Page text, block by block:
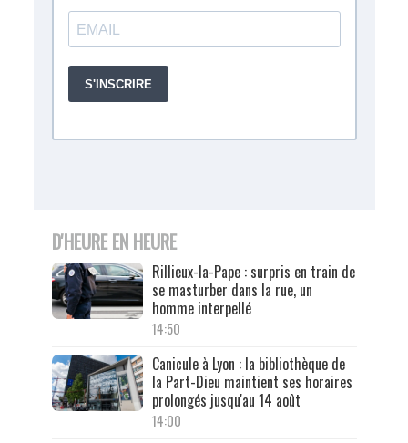
D'HEURE EN HEURE
Rillieux-la-Pape : surpris en train de
se masturber dans la rue, un
homme interpellé
14:50
Canicule à Lyon : la bibliothèque de
la Part-Dieu maintient ses horaires
prolongés jusqu'au 14 août
14:00